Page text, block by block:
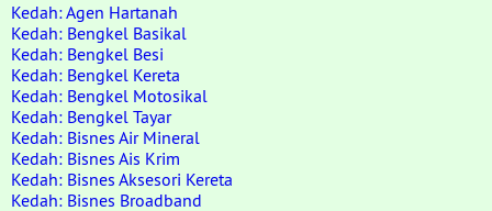
Kedah: Agen Hartanah
Kedah: Bengkel Basikal
Kedah: Bengkel Besi
Kedah: Bengkel Kereta
Kedah: Bengkel Motosikal
Kedah: Bengkel Tayar
Kedah: Bisnes Air Mineral
Kedah: Bisnes Ais Krim
Kedah: Bisnes Aksesori Kereta
Kedah: Bisnes Broadband